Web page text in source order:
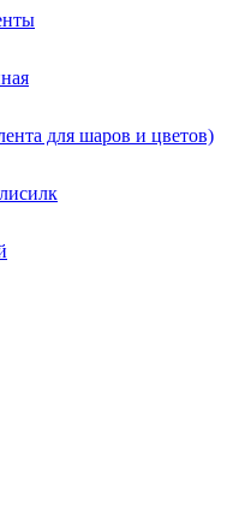
для шаров и цветов)